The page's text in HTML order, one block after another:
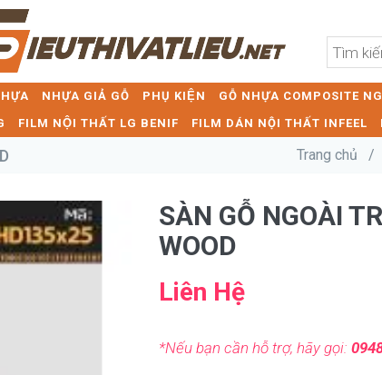
NHỰA GIẢ GỖ PHỤ KIỆN GỖ NHỰA COMPOSITE
FILM NỘI THẤT LG BENIF FILM DÁN NỘI THẤT INFEEL
Trang chủ /
SÀN GỖ NGOÀI
WOOD
Liên Hệ
*Nếu bạn cần hỗ trợ, hãy gọi: